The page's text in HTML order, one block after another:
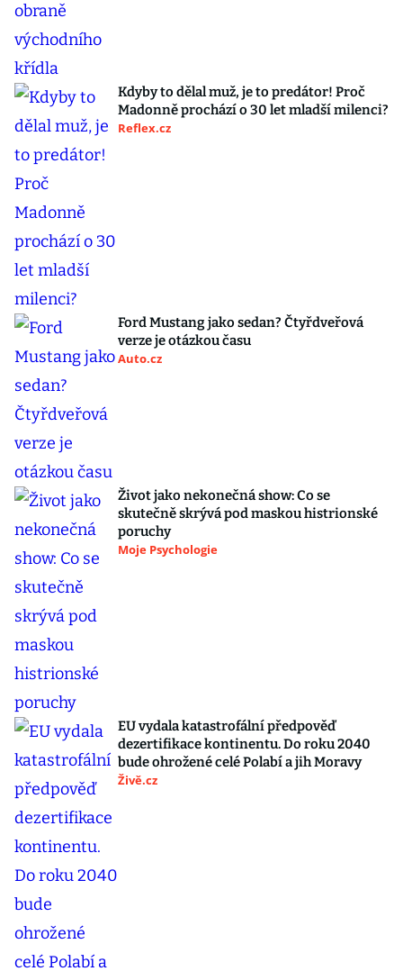
Kdyby to dělal muž, je to predátor! Proč
Madonně prochází o 30 let mladší milenci?
Reflex.cz
Ford Mustang jako sedan? Čtyřdveřová
verze je otázkou času
Auto.cz
Život jako nekonečná show: Co se
skutečně skrývá pod maskou histrionské
poruchy
Moje Psychologie
EU vydala katastrofální předpověď
dezertifikace kontinentu. Do roku 2040
bude ohrožené celé Polabí a jih Moravy
Živě.cz